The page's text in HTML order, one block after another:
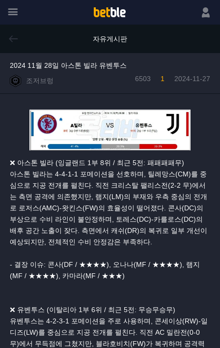
메뉴 자유게시판
2024 11월 28일 아스톤 빌라 유벤투스
조저브렁
2024-11-27
1
6503
❌ 아스톤 빌라 (잉글랜드 1부 8위 / 최근 5전: 패패패패무)
아스톤 빌라는 4-4-1-1 포메이션을 선호하며, 틸레망스(CM)를 중
심으로 지공 전개를 펼친다. 직전 크리스탈 팰리스전(2-2 무)에서
는 측면 공격에 의존했지만, 램지(LM)의 부재와 우측 중심의 전개
로 로저스(AMC)-왓킨스(FW)의 효율성이 떨어졌다. 콘사(DC)의
부상으로 수비 라인이 불안정하며, 토레스(DC)-카를로스(DC)의
배후 공간 노출이 잦다. 측면에서 캐쉬(DR)의 복귀로 일부 개선이
예상되지만, 전체적인 수비 안정감은 부족하다.
- 결장 이슈: 콘사(DF / ★★★★), 오나나(MF / ★★★★), 램지
(MF / ★★★★), 카마라(MF / ★★★)
❌ 유벤투스 (이탈리아 1부 6위 / 최근 5전: 무승무승무)
유벤투스는 4-2-3-1 포메이션을 주로 사용하며, 콘세이상(RW)-일
디즈(LW)를 중심으로 지공 전개를 펼친다. 직전 AC 밀란전(0-0
무)에서 무득점에 그쳤지만, 블라호비치(FW)가 복귀하며 공격력